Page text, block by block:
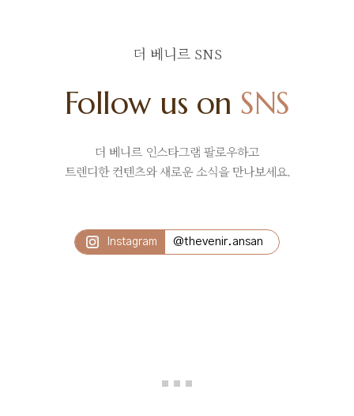
더 베니르 SNS
Follow us on SNS
더 베니르 인스타그램 팔로우하고
트렌디한 컨텐츠와 새로운 소식을 만나보세요.
Instagram @thevenir.ansan